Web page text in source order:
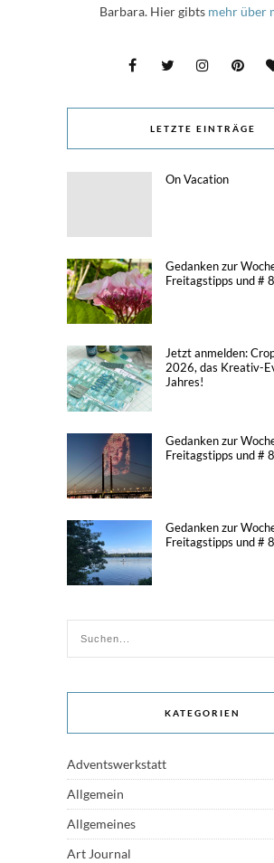
Barbara. Hier gibts mehr über
LETZTE EINTRÄGE
On Vacation
Gedanken zur
Freitagstipps und #
Jetzt anmelden:
2026, das Kreativ-
Jahres!
Gedanken zur
Freitagstipps und #
Gedanken zur
Freitagstipps und #
KATEGORIEN
Adventswerkstatt
Allgemein
Allgemeines
Art Journal